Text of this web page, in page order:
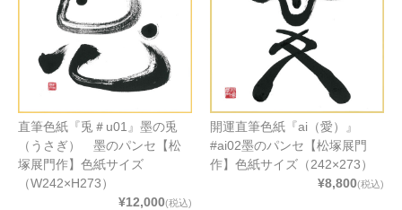
直筆色紙『兎＃u01』墨の兎
（うさぎ） 墨のパンセ【松
塚展門作】色紙サイズ
（W242×H273）
¥12,000(税込)
開運直筆色紙『ai（愛）』
#ai02墨のパンセ【松塚展門
作】色紙サイズ（242×273）
¥8,800(税込)